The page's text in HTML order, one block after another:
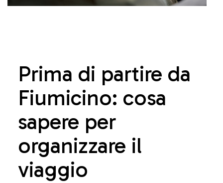
Prima di partire da
Fiumicino: cosa
sapere per
organizzare il
viaggio